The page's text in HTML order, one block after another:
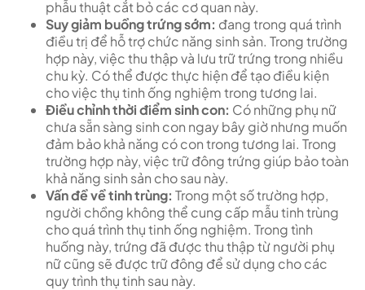
phẫu thuật cắt bỏ các cơ quan này.
Suy giảm buồng trứng sớm: đang trong quá trình
điều trị để hỗ trợ chức năng sinh sản. Trong trường
hợp này, việc thu thập và lưu trữ trứng trong nhiều
chu kỳ. Có thể được thực hiện để tạo điều kiện
cho việc thụ tinh ống nghiệm trong tương lai.
Điều chỉnh thời điểm sinh con: Có những phụ nữ
chưa sẵn sàng sinh con ngay bây giờ nhưng muốn
đảm bảo khả năng có con trong tương lai. Trong
trường hợp này, việc trữ đông trứng giúp bảo toàn
khả năng sinh sản cho sau này.
Vấn đề về tinh trùng: Trong một số trường hợp,
người chồng không thể cung cấp mẫu tinh trùng
cho quá trình thụ tinh ống nghiệm. Trong tình
huống này, trứng đã được thu thập từ người phụ
nữ cũng sẽ được trữ đông để sử dụng cho các
quy trình thụ tinh sau này.